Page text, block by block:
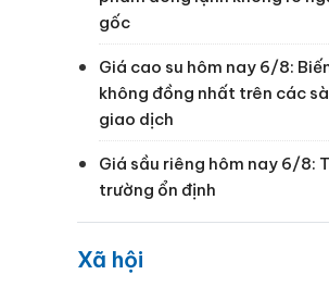
gốc
Giá cao su hôm nay 6/8:
không đồng nhất trên các
giao dịch
Giá sầu riêng hôm nay 6/8:
trường ổn định
Xã hội